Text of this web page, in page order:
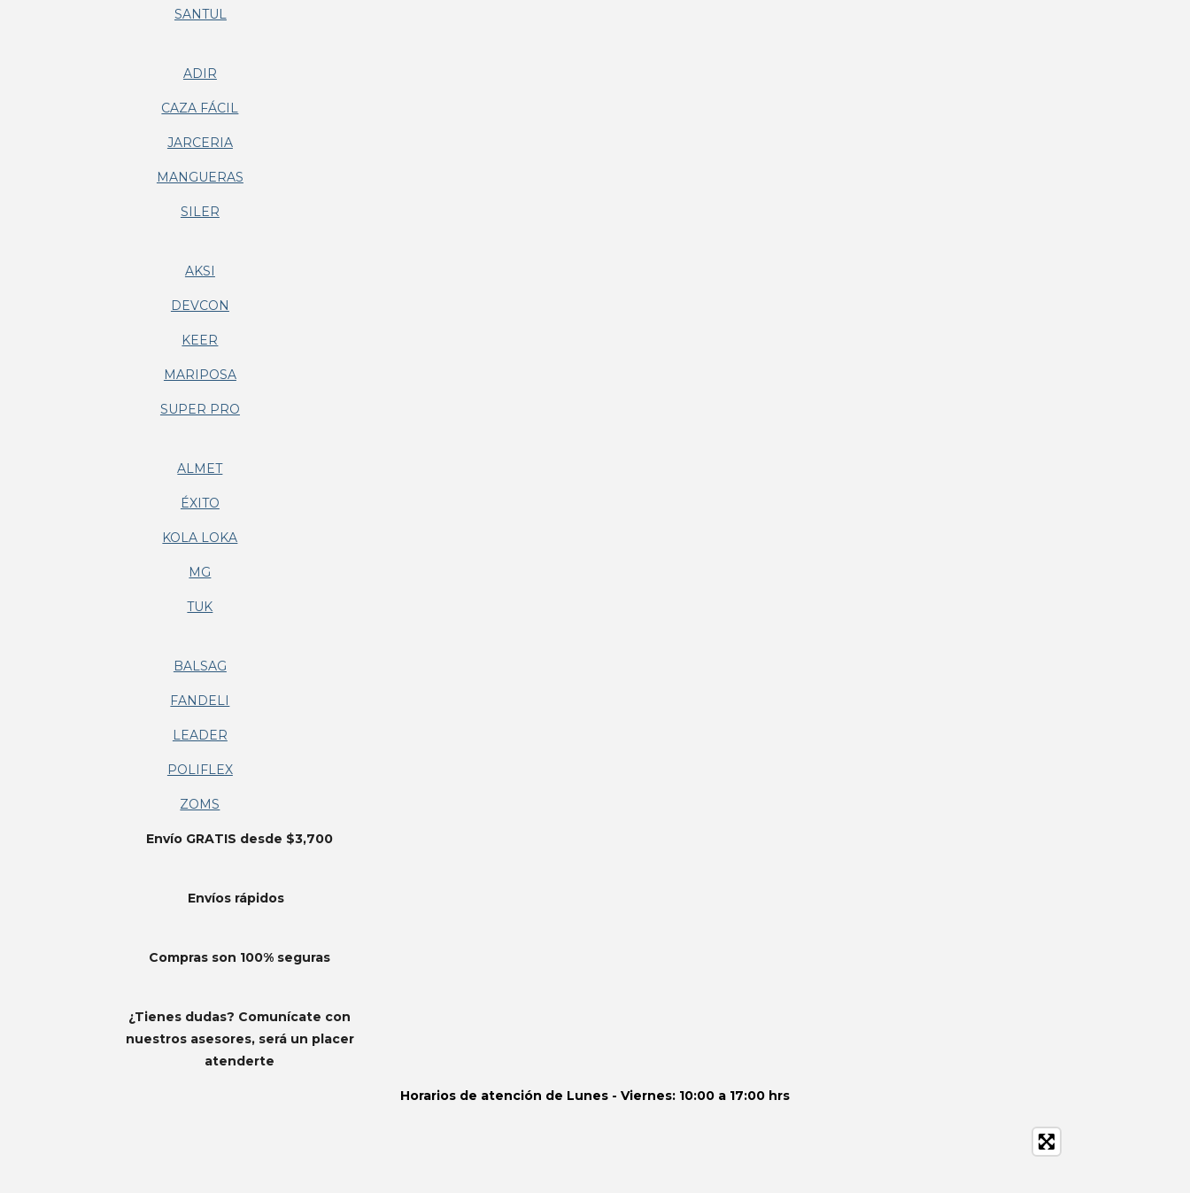
SANTUL
ADIR
CAZA FÁCIL
JARCERIA
MANGUERAS
SILER
AKSI
DEVCON
KEER
MARIPOSA
SUPER PRO
ALMET
ÉXITO
KOLA LOKA
MG
TUK
BALSAG
FANDELI
LEADER
POLIFLEX
ZOMS
Envío GRATIS desde $3,700
Envíos rápidos
Compras son 100% seguras
¿Tienes dudas? Comunícate con
nuestros asesores, será un placer
atenderte
Horarios de atención de Lunes - Viernes: 10:00 a 17:00 hrs